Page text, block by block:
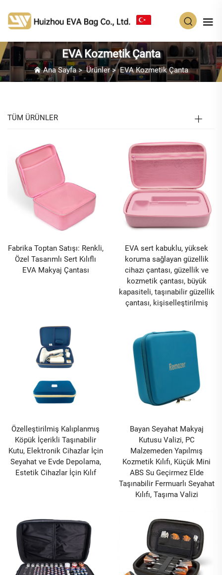
EVA Kozmetik Çanta
Ana Sayfa>Ürünler>EVA Kozmetik Çanta
TÜM ÜRÜNLER
Fabrika Toptan Satışı: Renkli,
Özel Tasarımlı Sert Kılıflı
EVA Makyaj Çantası
EVA sert kabuklu, yüksek
koruma sağlayan güzellik
cihazı çantası, güzellik ve
kozmetik çantası, büyük
kapasiteli, taşınabilir güzellik
çantası, kişiselleştirilmiş
Özelleştirilmiş Kalıplanmış
Köpük İçerikli Taşınabilir
Kutu, Elektronik Cihazlar İçin
Seyahat ve Evde Depolama,
Estetik Cihazlar İçin Kılıf
Bayan Seyahat Makyaj
Kutusu Valizi, PC
Malzemeden Yapılmış
Kozmetik Kılıfı, Küçük Mini
ABS Su Geçirmez Elde
Taşınabilir Fermuarlı Seyahat
Kılıfı, Taşıma Valizi